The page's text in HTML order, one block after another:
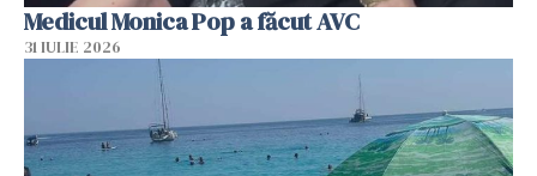
Medicul Monica Pop a făcut AVC
31 IULIE 2026